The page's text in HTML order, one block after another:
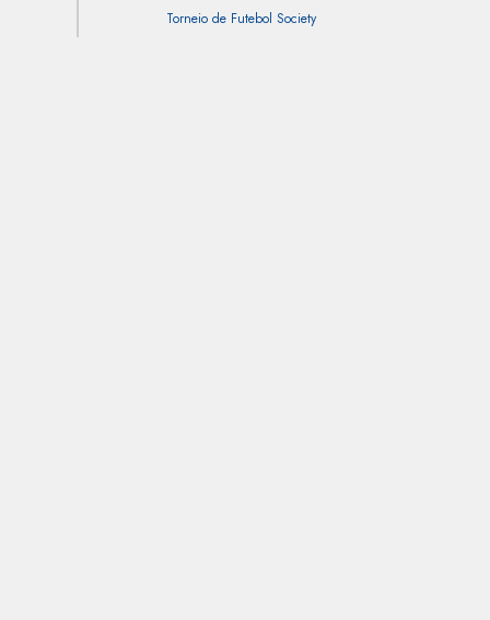
Torneio de Futebol Society